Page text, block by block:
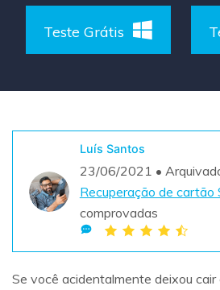
Recupere dados ilimitados do
Teste
Outros Produtos
VERIFIQUE
Soluções de backup
Histórias de usuários
Teste Grátis
Luís Santos
23/06/2021 •
Recuperação de cartão
comprovadas
Se você acidentalmente deixou cair